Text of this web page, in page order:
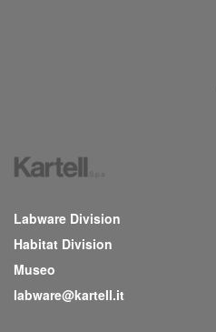
Labware Division
Habitat Division
Museo
labware@kartell.it